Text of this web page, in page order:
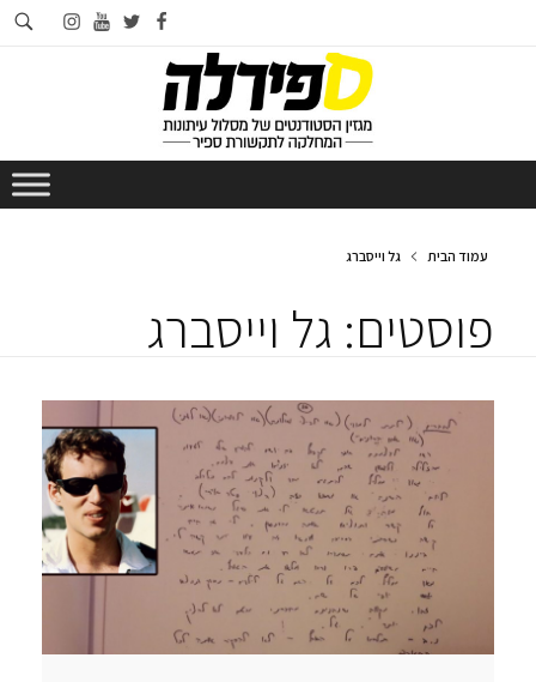
facebook
twitter
youtube
instagram
עמוד הבית גל וייסברג
פוסטים: גל וייסברג